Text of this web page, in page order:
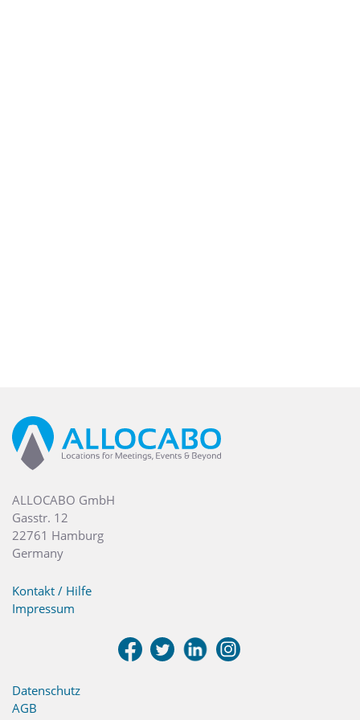
ALLOCABO GmbH
Gasstr. 12
22761 Hamburg
Germany
Kontakt / Hilfe
Impressum
Datenschutz
AGB